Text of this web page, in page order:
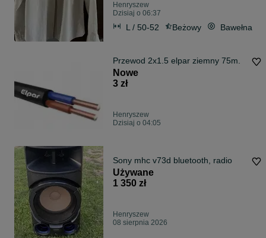
Henryszew
Dzisiaj o 06:37
L / 50-52 Beżowy Bawełna
Przewod 2x1.5 elpar ziemny 75m.
Nowe
3 zł
Henryszew
Dzisiaj o 04:05
Sony mhc v73d bluetooth, radio
Używane
1 350 zł
Henryszew
08 sierpnia 2026